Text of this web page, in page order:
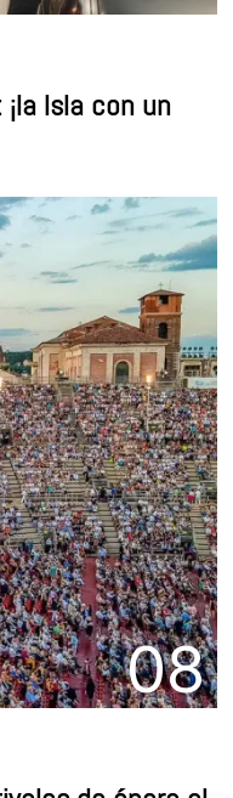
¡la Isla con un
08
de ópera al